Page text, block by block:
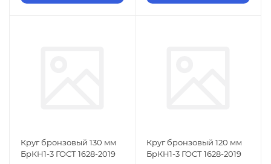
Круг бронзовый 130 мм
БрКН1-3 ГОСТ 1628-2019
Круг бронзовый 120 мм
БрКН1-3 ГОСТ 1628-2019